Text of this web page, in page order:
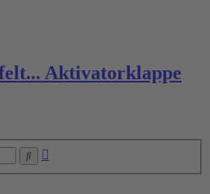
Aktivatorklappe